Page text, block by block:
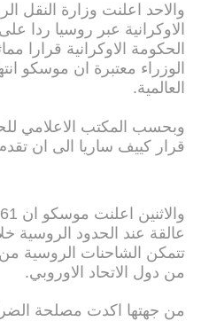
والاحد اعلنت وزارة النقل
الاوكرانية عبر روسيا ردا
الحكومة الاوكرانية قرارا
الوزراء معتبرة ان موسكو
العالمية.
وبحسب المكتب الاعلامي
قرار كييف ساريا الى ان
تتمكن الشاحنات الروسية من
من دول الاتحاد الاوروبي.
من جهتها اكدت مصلحة